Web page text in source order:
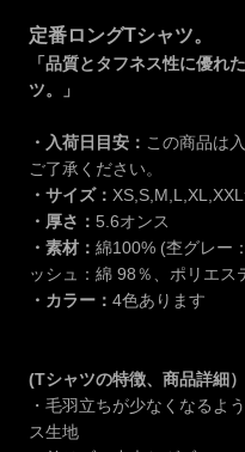
定番ロングTシャツ。
「品質とタフネス性に優れ
ツ。」
・入荷日目安： この商品は
ご了承ください。
・サイズ：
・厚さ： 5.6オンス
・素材：綿100% (杢グレー
ッシュ：綿 98％、ポリエ
・カラー：4色あります
(Tシャツの特徴、商品詳細）
・毛羽立ちが少なくなるよ
ス生地